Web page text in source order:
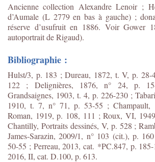
Ancienne collection Alexandre Lenoir ;
d’Aumale (L 2779 en bas à gauche) ;
réserve d’usufruit en 1886. Voir Gower
autoportrait de Rigaud).
Bibliographie :
Hulst/3, p. 183 ; Dureau, 1872, t. V, p. 28-
122 ; Delignières, 1876, n° 24, p.
Grandsaignes, 1903, t. 4, p. 226-230 ;
1910, t. 7, n° 71, p. 53-55 ; Champault,
Roman, 1919, p. 108, 111 ; Roux, VI,
Chantilly, Portraits dessinés, V, p. 528 ;
James-Sarazin, 2009/1, n° 103 (cit.), p.
50-55 ; Perreau, 2013, cat. *PC.847, p. 185-
2016, II, cat. D.100, p. 613.